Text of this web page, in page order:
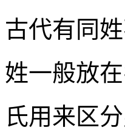
古代有同
姓一般放
氏用来区